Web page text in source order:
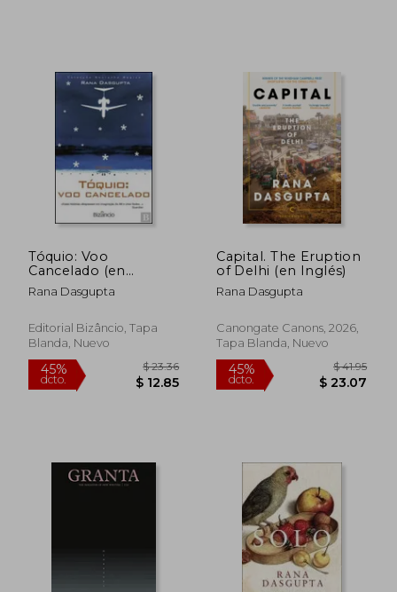
Tóquio: Voo
Cancelado (en
Portugués)
Rana Dasgupta
Editorial Bizâncio, Tapa
Blanda, Nuevo
Capital. The Eruption
of Delhi (en Inglés)
Rana Dasgupta
Canongate Canons, 2026,
Tapa Blanda, Nuevo
45%
dcto.